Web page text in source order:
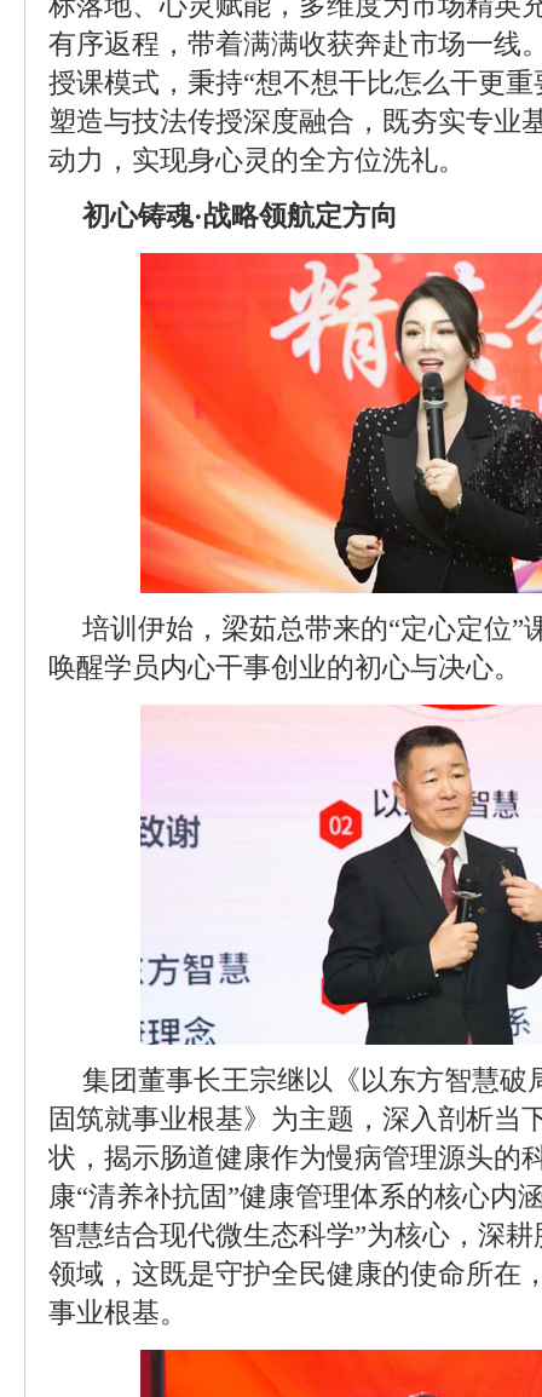
有序返程，带着满满收获奔赴市场一线
授课模式，秉持“想不想干比怎么干更
塑造与技法传授深度融合，既夯实专业
动力，实现身心灵的全方位洗礼。
初心铸魂·战略领航定方向
培训伊始，梁茹总带来的“定心定位”
唤醒学员内心干事创业的初心与决心。
集团董事长王宗继以《以东方智慧破
固筑就事业根基》为主题，深入剖析当
状，揭示肠道健康作为慢病管理源头的
康“清养补抗固”健康管理体系的核心内
智慧结合现代微生态科学”为核心，深
领域，这既是守护全民健康的使命所在
事业根基。